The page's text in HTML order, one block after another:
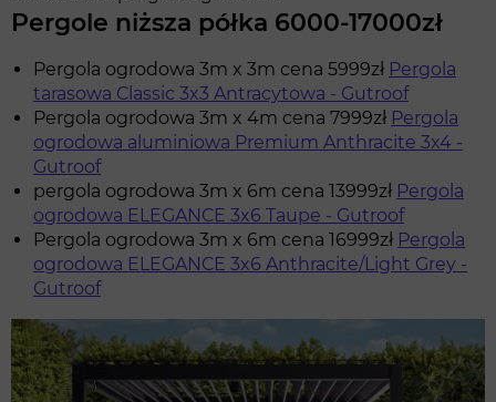
Pergole niższa półka 6000-17000zł
Pergola ogrodowa 3m x 3m cena 5999zł Pergola
tarasowa Classic 3x3 Antracytowa - Gutroof
Pergola ogrodowa 3m x 4m cena 7999zł Pergola
ogrodowa aluminiowa Premium Anthracite 3x4 -
Gutroof
pergola ogrodowa 3m x 6m cena 13999zł Pergola
ogrodowa ELEGANCE 3x6 Taupe - Gutroof
Pergola ogrodowa 3m x 6m cena 16999zł Pergola
ogrodowa ELEGANCE 3x6 Anthracite/Light Grey -
Gutroof